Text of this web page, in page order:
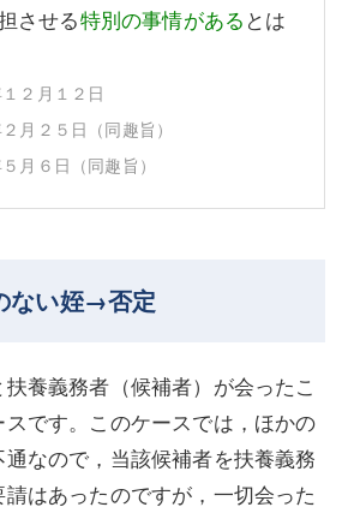
させる特別の事情がある とは
２月１２日
月２５日（同趣旨）
月６日（同趣旨）
い姪→否定
養義務者（候補者）が会ったこ
です。このケースでは，ほかの
なので，当該候補者を扶養義務
はあったのですが，一切会った